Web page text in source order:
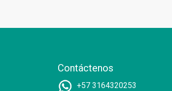
Contáctenos
+57 3164320253